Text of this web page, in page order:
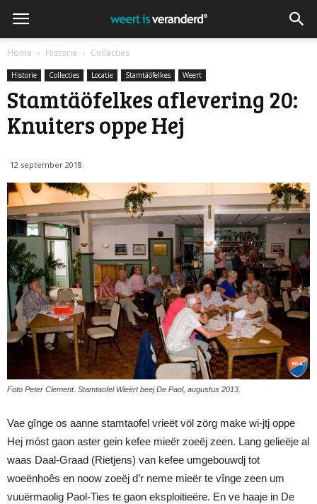
Home Historie Collecties
Historie Collecties Locatie Stamtäöfelkes Weert
Stamtäöfelkes aflevering 20:
Knuiters oppe Hej
12 september 2018
Foto Peter Clement. Stamtaofel Wieërt beej De Paol, augustus 2013.
Vae gînge os aanne stamtaofel vrieët völ zörg make wi-jtj oppe
Hej móst gaon aster gein kefee mieër zoeëj zeen. Lang gelieëje al
waas Daal-Graad (Rietjens) van kefee umgebouwdj tot
woeënhoês en noow zoeëj d’r neme mieër te vînge zeen um
vuuërmaolig Paol-Ties te gaon eksploitieëre. En ve haaje in De